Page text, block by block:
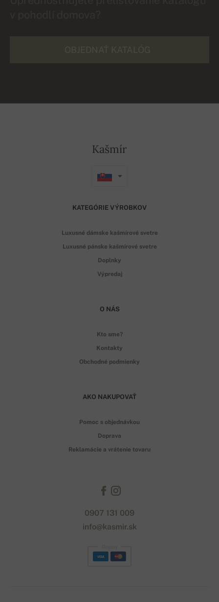
Kašmír
KATEGÓRIE VÝROBKOV
Luxusné dámske kašmírové svetre
Luxusné pánske kašmírové svetre
Doplnky
Výpredaj
O NÁS
Kto sme?
Kontakty
Obchodné podmienky
AKO NAKUPOVAŤ
Pomoc s objednávkou
Doprava
Reklamácie a vrátenie tovaru
0907 131 009
info@kasmir.sk